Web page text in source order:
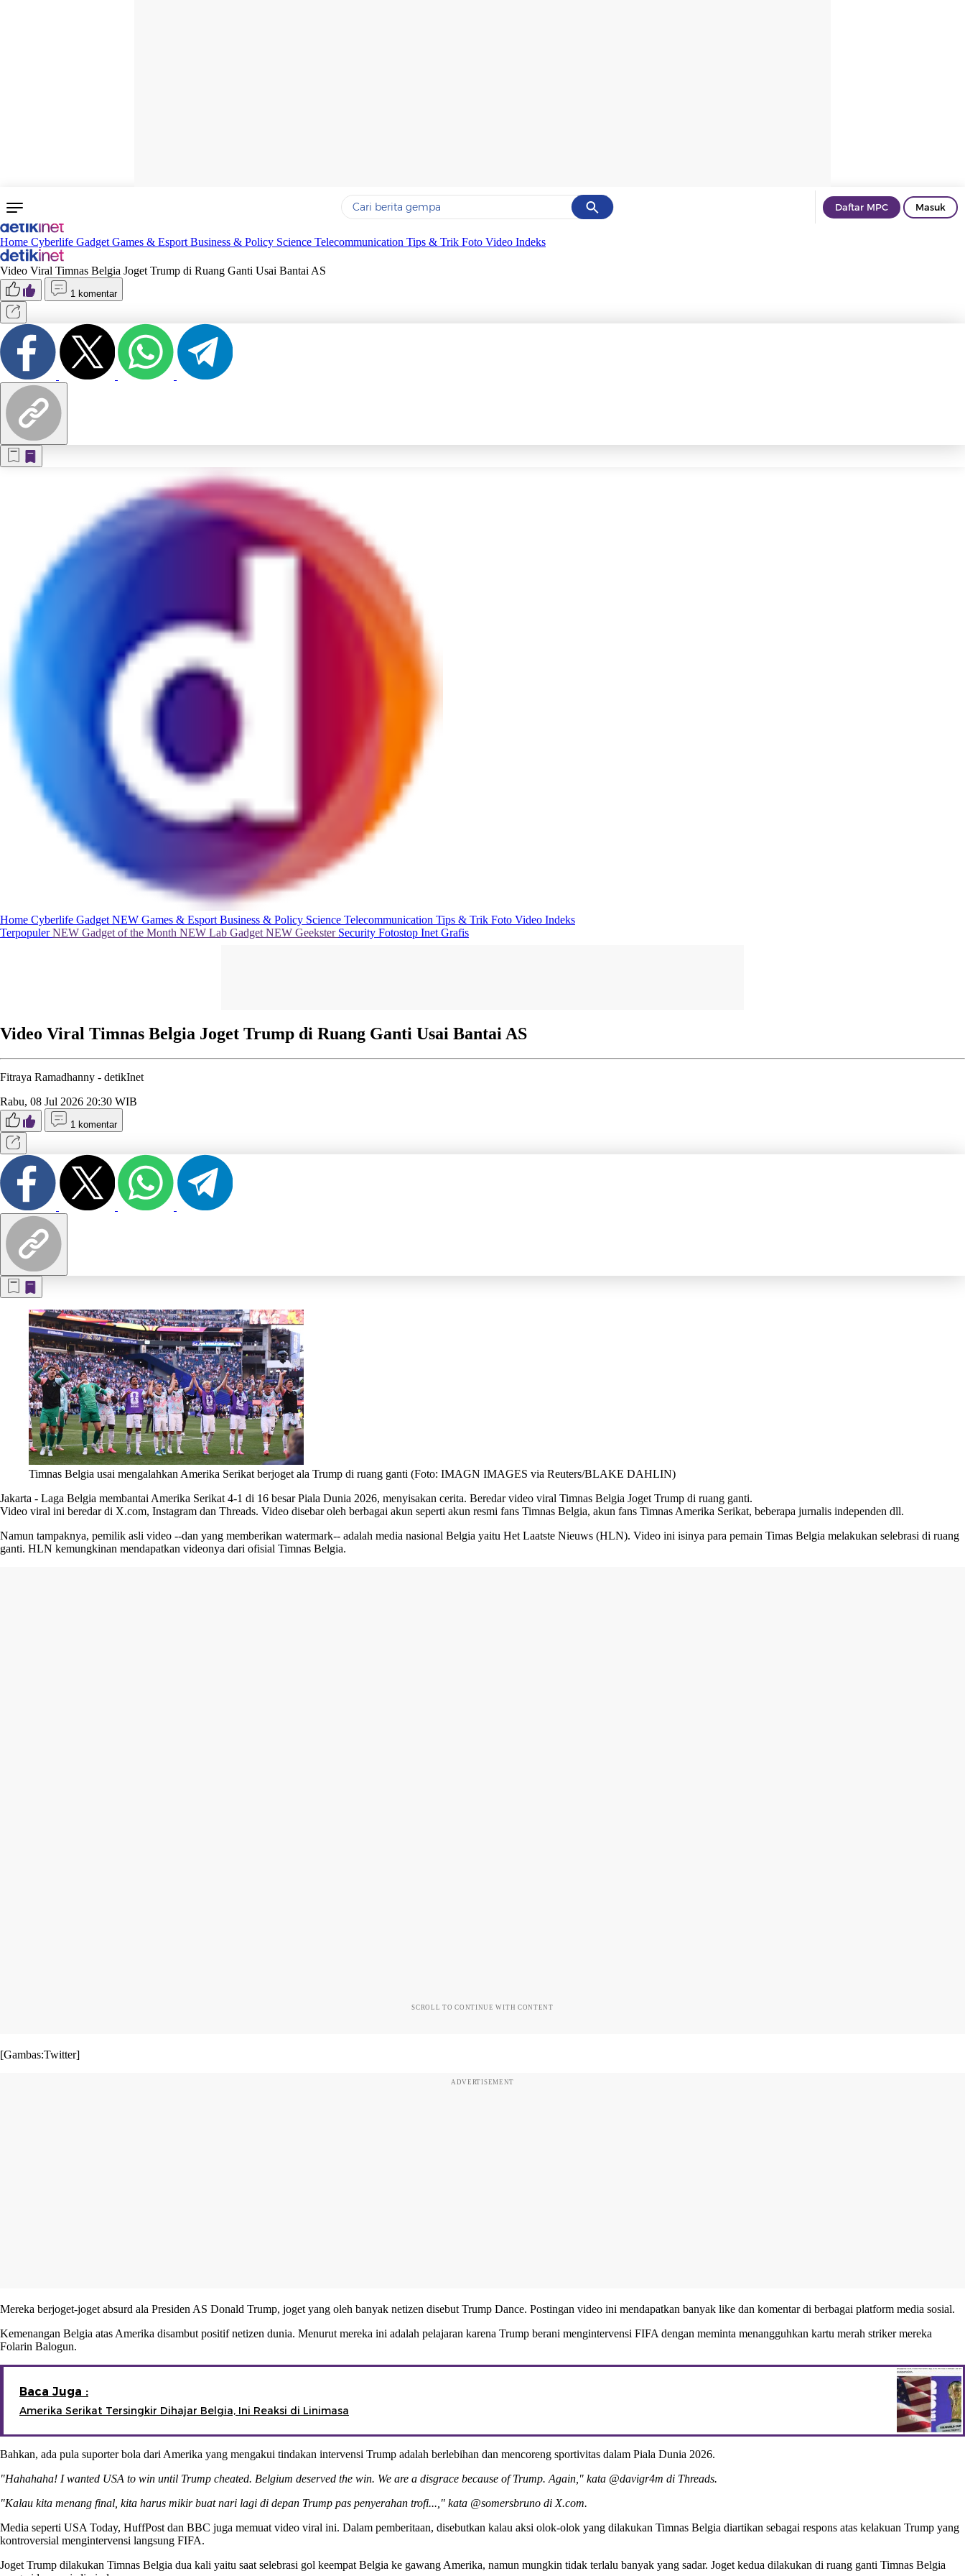
Cancel
Yang sedang ramai dicari
Terakhir yang dicari
Daftar MPC Masuk
Home Cyberlife Gadget Games & Esport Business & Policy Science Telecommunication Tips & Trik Foto Video Indeks
Video Viral Timnas Belgia Joget Trump di Ruang Ganti Usai Bantai AS
1 komentar
Home Cyberlife Gadget NEW Games & Esport Business & Policy Science Telecommunication Tips & Trik Foto Video Indeks
TerpopulerNEW Gadget of the Month NEW Lab Gadget NEW Geekster Security Fotostop Inet Grafis
Video Viral Timnas Belgia Joget Trump di Ruang Ganti Usai Bantai AS
Fitraya Ramadhanny - detikInet
Rabu, 08 Jul 2026 20:30 WIB
1 komentar
Timnas Belgia usai mengalahkan Amerika Serikat berjoget ala Trump di ruang ganti (Foto: IMAGN IMAGES via Reuters/BLAKE DAHLIN)
Jakarta - Laga Belgia membantai Amerika Serikat 4-1 di 16 besar Piala Dunia 2026, menyisakan cerita. Beredar video viral Timnas Belgia Joget Trump di ruang ganti.
Video viral ini beredar di X.com, Instagram dan Threads. Video disebar oleh berbagai akun seperti akun resmi fans Timnas Belgia, akun fans Timnas Amerika Serikat, beberapa jurnalis independen dll.
Namun tampaknya, pemilik asli video --dan yang memberikan watermark-- adalah media nasional Belgia yaitu Het Laatste Nieuws (HLN). Video ini isinya para pemain Timas Belgia melakukan selebrasi di ruang
ganti. HLN kemungkinan mendapatkan videonya dari ofisial Timnas Belgia.
SCROLL TO CONTINUE WITH CONTENT
[Gambas:Twitter]
ADVERTISEMENT
Mereka berjoget-joget absurd ala Presiden AS Donald Trump, joget yang oleh banyak netizen disebut Trump Dance. Postingan video ini mendapatkan banyak like dan komentar di berbagai platform media sosial.
Kemenangan Belgia atas Amerika disambut positif netizen dunia. Menurut mereka ini adalah pelajaran karena Trump berani mengintervensi FIFA dengan meminta menangguhkan kartu merah striker mereka
Folarin Balogun.
Baca Juga :
Amerika Serikat Tersingkir Dihajar Belgia, Ini Reaksi di Linimasa
Bahkan, ada pula suporter bola dari Amerika yang mengakui tindakan intervensi Trump adalah berlebihan dan mencoreng sportivitas dalam Piala Dunia 2026.
"Hahahaha! I wanted USA to win until Trump cheated. Belgium deserved the win. We are a disgrace because of Trump. Again," kata @davigr4m di Threads.
"Kalau kita menang final, kita harus mikir buat nari lagi di depan Trump pas penyerahan trofi...," kata @somersbruno di X.com.
Media seperti USA Today, HuffPost dan BBC juga memuat video viral ini. Dalam pemberitaan, disebutkan kalau aksi olok-olok yang dilakukan Timnas Belgia diartikan sebagai respons atas kelakuan Trump yang
kontroversial mengintervensi langsung FIFA.
Joget Trump dilakukan Timnas Belgia dua kali yaitu saat selebrasi gol keempat Belgia ke gawang Amerika, namun mungkin tidak terlalu banyak yang sadar. Joget kedua dilakukan di ruang ganti Timnas Belgia